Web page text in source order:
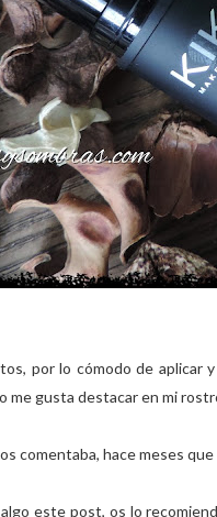
por lo cómodo de aplicar
me gusta destacar en mi
comentaba, hace meses
este post, os lo